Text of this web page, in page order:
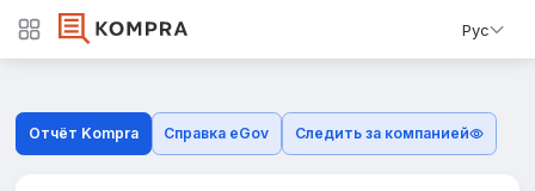
Рус
Отчёт Kompra Справка eGov Следить за компанией